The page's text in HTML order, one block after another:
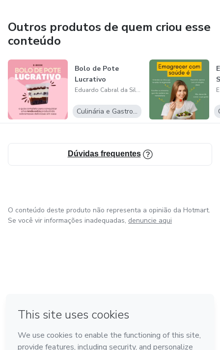
Outros produtos de quem criou esse
conteúdo
Bolo de Pote
Lucrativo
Eduardo Cabral da Silva
Culinária e Gastronomia
Dúvidas frequentes
O conteúdo deste produto não representa a opinião da Hotmart.
Se você vir informações inadequadas, denuncie aqui
Feito com ❤ na Cidade do México